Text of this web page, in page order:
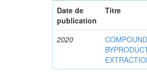
Date de
publication
Titre
2020